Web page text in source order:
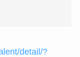
detail/?